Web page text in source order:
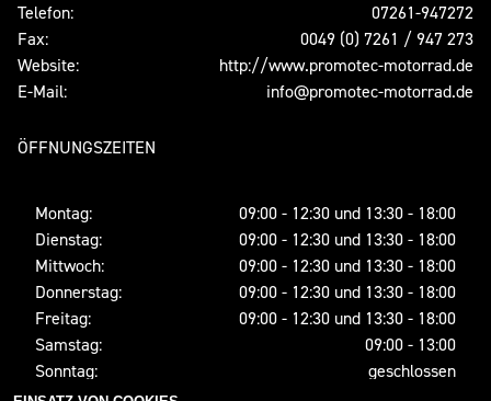
Telefon:
07261-947272
Fax:
0049 (0) 7261 / 947 273
Website:
http://www.promotec-motorrad.de
E-Mail:
info@promotec-motorrad.de
ÖFFNUNGSZEITEN
Montag:
09:00 - 12:30 und 13:30 - 18:00
Dienstag:
09:00 - 12:30 und 13:30 - 18:00
Mittwoch:
09:00 - 12:30 und 13:30 - 18:00
Donnerstag:
09:00 - 12:30 und 13:30 - 18:00
Freitag:
09:00 - 12:30 und 13:30 - 18:00
Samstag:
09:00 - 13:00
Sonntag:
geschlossen